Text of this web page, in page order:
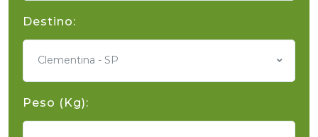
Destino:
Clementina - SP
Peso (Kg):